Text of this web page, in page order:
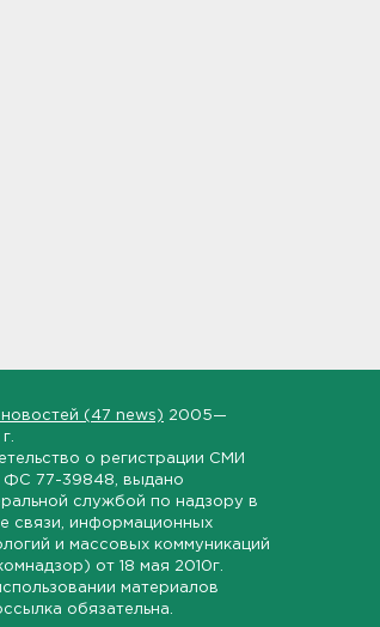
(47 news) 2005—
о регистрации СМИ
77-39848 , выдано
службой по надзору в
связи, информационных
и массовых коммуникаций
от 18 мая 2010г.
материалов
обязательна.